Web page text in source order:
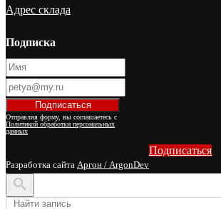
Адрес склада
Подписка
Отправляя форму, вы соглашаетесь с
Политикой обработки персональных
данных
Подписаться
Разработка сайта Аргон / ArgonDev
